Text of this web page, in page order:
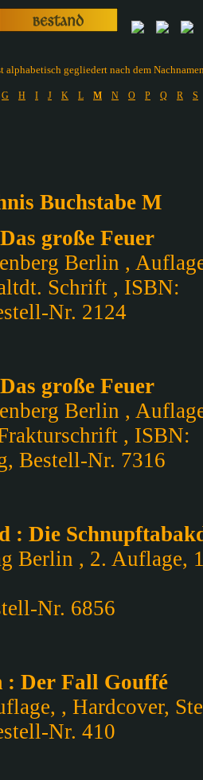
alphabetisch gegliedert nach dem
G H I J K L M N O P Q R S
Buchstabe M
große Feuer
Berlin ,
Schrift , ISBN:
Nr. 2124
große Feuer
Berlin ,
, ISBN:
Bestell-Nr. 7316
: Die
Berlin , 2. Auflage,
Nr. 6856
: Der Fall Gouffé
, Hardcover,
Nr. 410